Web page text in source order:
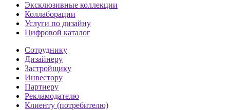
Эксклюзивные коллекции
Коллаборации
Услуги по дизайну
Цифровой каталог
Сотруднику
Дизайнеру
Застройщику
Инвестору
Партнеру
Рекламодателю
Клиенту (потребителю)